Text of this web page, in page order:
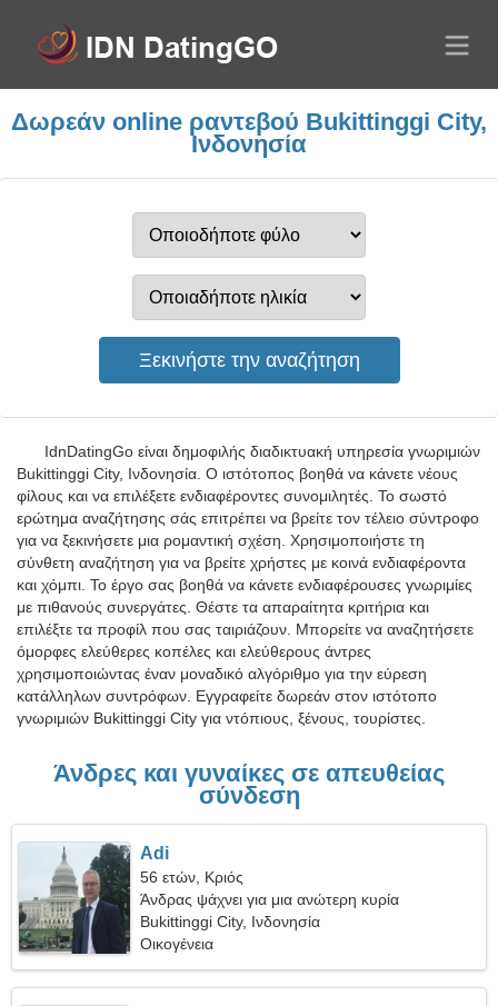
Δωρεάν online ραντεβού Bukittinggi City,
Ινδονησία
IdnDatingGo είναι δημοφιλής διαδικτυακή υπηρεσία γνωριμιών
Bukittinggi City, Ινδονησία. Ο ιστότοπος βοηθά να κάνετε νέους
φίλους και να επιλέξετε ενδιαφέροντες συνομιλητές. Το σωστό
ερώτημα αναζήτησης σάς επιτρέπει να βρείτε τον τέλειο σύντροφο
για να ξεκινήσετε μια ρομαντική σχέση. Χρησιμοποιήστε τη
σύνθετη αναζήτηση για να βρείτε χρήστες με κοινά ενδιαφέροντα
και χόμπι. Το έργο σας βοηθά να κάνετε ενδιαφέρουσες γνωριμίες
με πιθανούς συνεργάτες. Θέστε τα απαραίτητα κριτήρια και
επιλέξτε τα προφίλ που σας ταιριάζουν. Μπορείτε να αναζητήσετε
όμορφες ελεύθερες κοπέλες και ελεύθερους άντρες
χρησιμοποιώντας έναν μοναδικό αλγόριθμο για την εύρεση
κατάλληλων συντρόφων. Εγγραφείτε δωρεάν στον ιστότοπο
γνωριμιών Bukittinggi City για ντόπιους, ξένους, τουρίστες.
Άνδρες και γυναίκες σε απευθείας
σύνδεση
Adi
56 ετών, Κριός
Άνδρας ψάχνει για μια ανώτερη κυρία
Bukittinggi City, Ινδονησία
Οικογένεια